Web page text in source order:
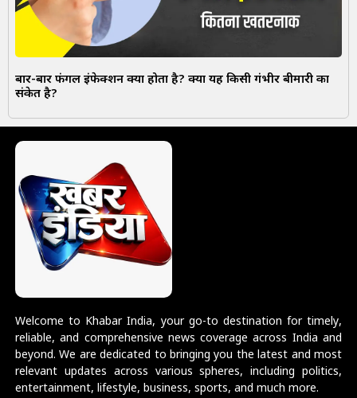
बार-बार फंगल इंफेक्शन क्यों होता है? क्या यह किसी गंभीर बीमारी का
संकेत है?
Welcome to Khabar India, your go-to destination for timely,
reliable, and comprehensive news coverage across India and
beyond. We are dedicated to bringing you the latest and most
relevant updates across various spheres, including politics,
entertainment, lifestyle, business, sports, and much more.